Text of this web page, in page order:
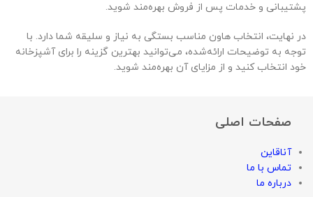
پشتیبانی و خدمات پس از فروش بهره‌مند شوید.
در نهایت، انتخاب هاون مناسب بستگی به نیاز و سلیقه شما دارد. با
توجه به توضیحات ارائه‌شده، می‌توانید بهترین گزینه را برای آشپزخانه
خود انتخاب کنید و از مزایای آن بهره‌مند شوید.
صفحات اصلی
آناقاین
تماس با ما
درباره ما